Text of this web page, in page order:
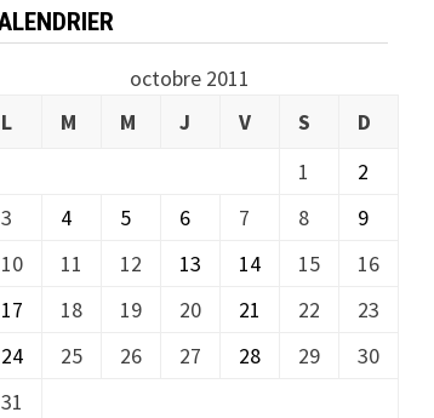
octobre 2011
L
M M J V S
D
1
2
3
4 5 6 7 8
9
10
11 12 13 14 15
16
17
18 19 20 21 22
23
24
25 26 27 28 29
30
31